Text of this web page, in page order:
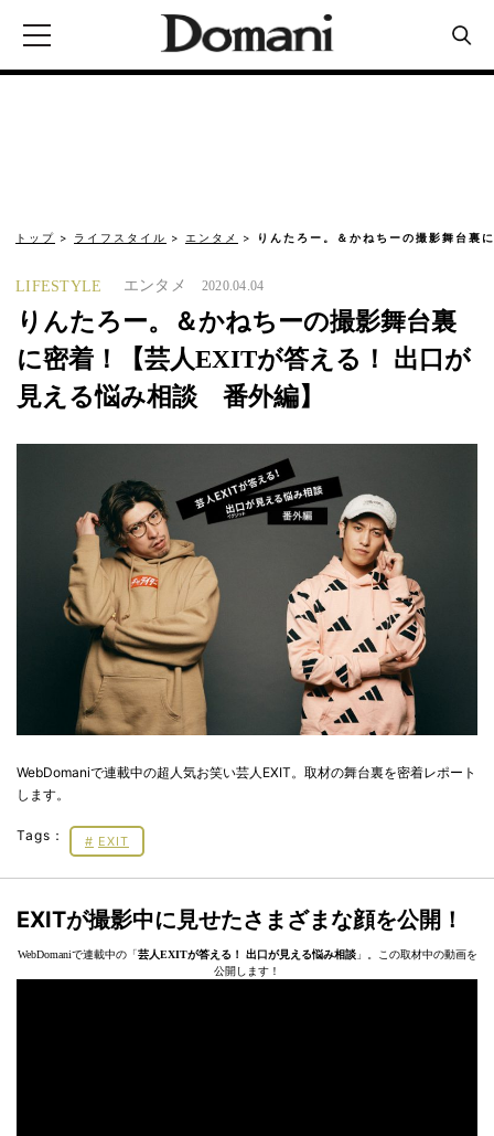
トップ ライフスタイル エンタメ りんたろー。＆かねちーの撮影舞台裏
LIFESTYLE エンタメ 2020.04.04
りんたろー。＆かねちーの撮影舞台裏
に密着！【芸人EXITが答える！ 出口が
見える悩み相談 番外編】
WebDomaniで連載中の超人気お笑い芸人EXIT。取材の舞台裏を密着レポート
します。
Tags： EXIT
EXITが撮影中に見せたさまざまな顔を公開！
WebDomaniで連載中の「芸人EXITが答える！ 出口が見える悩み相談」。この取材中の動画を
公開します！